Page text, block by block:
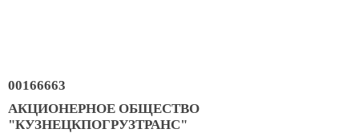
00166663
АКЦИОНЕРНОЕ ОБЩЕСТВО
"КУЗНЕЦКПОГРУЗТРАНС"